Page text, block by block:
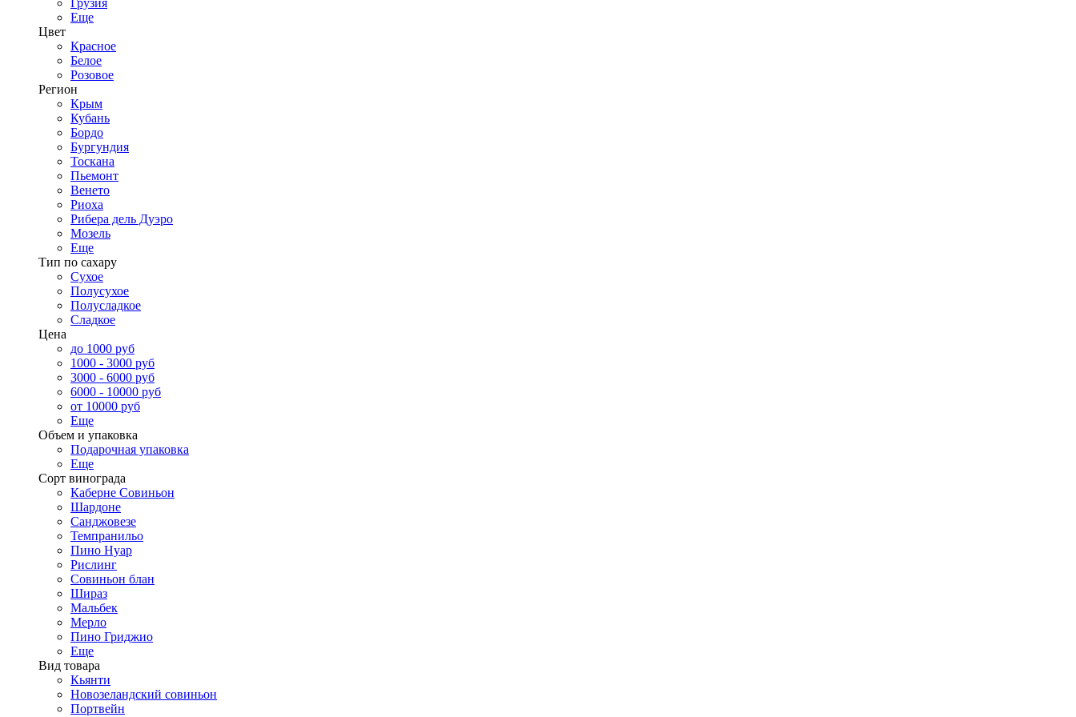
Грузия
Еще
Цвет
Красное
Белое
Розовое
Регион
Крым
Кубань
Бордо
Бургундия
Тоскана
Пьемонт
Венето
Риоха
Рибера дель Дуэро
Мозель
Еще
Тип по сахару
Сухое
Полусухое
Полусладкое
Сладкое
Цена
до 1000 руб
1000 - 3000 руб
3000 - 6000 руб
6000 - 10000 руб
от 10000 руб
Еще
Объем и упаковка
Подарочная упаковка
Еще
Сорт винограда
Каберне Совиньон
Шардоне
Санджовезе
Темпранильо
Пино Нуар
Рислинг
Совиньон блан
Шираз
Мальбек
Мерло
Пино Гриджио
Еще
Вид товара
Кьянти
Новозеландский совиньон
Портвейн